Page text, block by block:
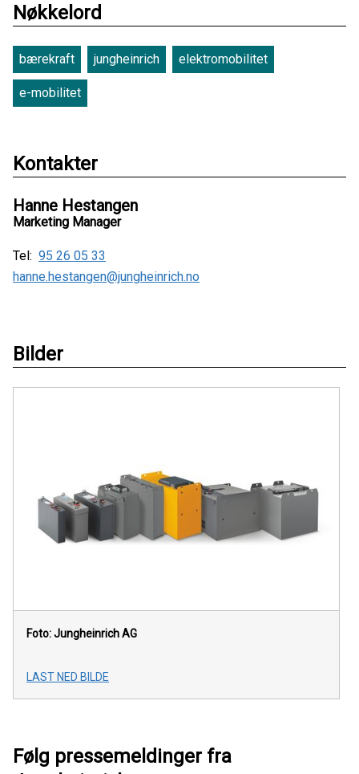
Nøkkelord
bærekraft jungheinrich elektromobilitet
e-mobilitet
Kontakter
Hanne Hestangen
Marketing Manager
Tel: 95 26 05 33
hanne.hestangen@jungheinrich.no
Bilder
Foto: Jungheinrich AG
LAST NED BILDE
Følg pressemeldinger fra